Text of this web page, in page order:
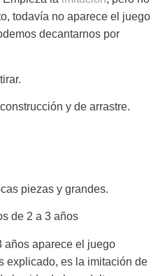
todavía no aparece el juego
decantarnos por
y de arrastre.
piezas y grandes.
de 2 a 3 años
años aparece el juego
explicado, es la imitación de